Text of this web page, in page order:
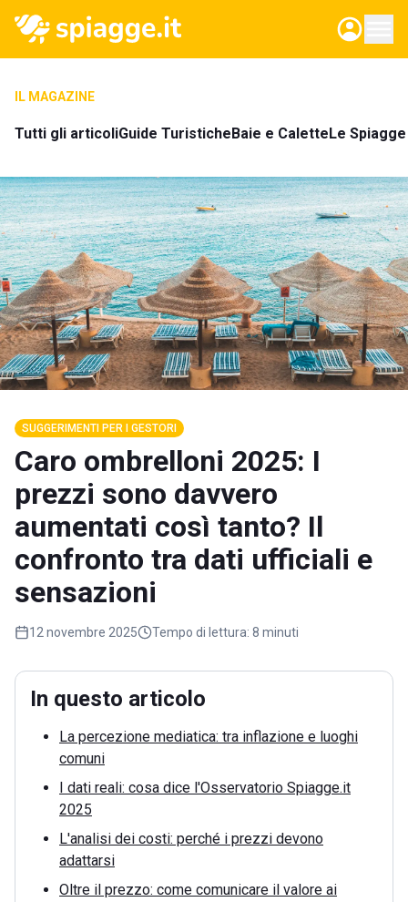
IL MAGAZINE
Tutti gli articoliGuide TuristicheBaie e CaletteLe
SUGGERIMENTI PER I GESTORI
Caro ombrelloni 2025: I
prezzi sono davvero
aumentati così tanto? Il
confronto tra dati ufficiali e
sensazioni
12 novembre 2025 Tempo di lettura: 8 minuti
In questo articolo
La percezione mediatica: tra inflazione e luoghi
comuni
I dati reali: cosa dice l'Osservatorio Spiagge.it
2025
L'analisi dei costi: perché i prezzi devono
adattarsi
Oltre il prezzo: come comunicare il valore ai